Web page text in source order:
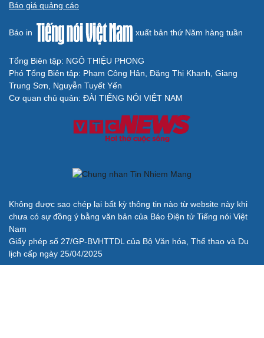
Cải chính
Báo giá quảng cáo
Báo in xuất bản thứ Năm hàng tuần
Tổng Biên tập: NGÔ THIỆU PHONG
Phó Tổng Biên tập: Phạm Công Hân, Đặng Thị Khanh, Giang
Trung Sơn, Nguyễn Tuyết Yến
Cơ quan chủ quản: ĐÀI TIẾNG NÓI VIỆT NAM
Không được sao chép lại bất kỳ thông tin nào từ website này khi
chưa có sự đồng ý bằng văn bản của Báo Điện tử Tiếng nói Việt
Nam
Giấy phép số 27/GP-BVHTTDL của Bộ Văn hóa, Thể thao và Du
lịch cấp ngày 25/04/2025